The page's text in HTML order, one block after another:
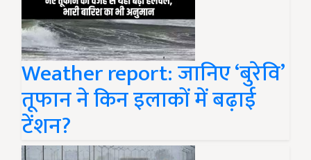
Weather report: जानिए ‘बुरेवि’
तूफान ने किन इलाकों में बढ़ाई
टेंशन?